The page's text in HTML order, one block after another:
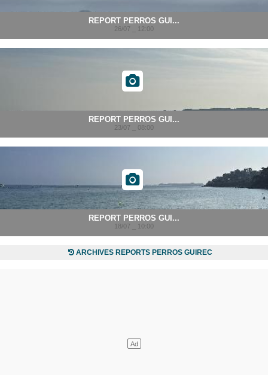
REPORT PERROS GUI...
26/07 _ 12:00
REPORT PERROS GUI...
23/07 _ 08:00
REPORT PERROS GUI...
18/07 _ 10:00
ARCHIVES REPORTS PERROS GUIREC